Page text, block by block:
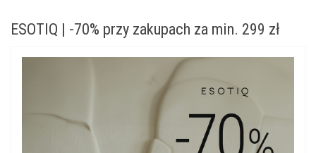
ESOTIQ | -70% przy zakupach za min. 299 zł